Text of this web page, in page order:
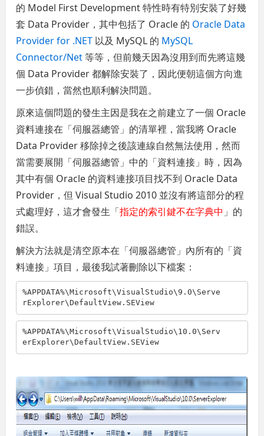
的 Model First Development 特性時有特別安裝了好幾
套 Data Provider，其中包括了 Oracle 的 Oracle Data
Provider for .NET 以及 MySQL 的 MySQL
Connector/Net等等，但前幾天因為沒用到而先將這幾
個 Data Provider 都解除安裝了，因此便朝這個方向進
一步偵錯，當然也順利解決問題。
原來這個問題的發生主因是我在之前建立了一個 Oracle
資料連接在「伺服器總管」的清單裡，當我將 Oracle
Data Provider 移除掉之後該連線自然無法使用，然而
當需要展開「伺服器總管」中的「資料連接」時，因為
其中有個 Oracle 的資料連接項目找不到 Oracle Data
Provider，但 Visual Studio 2010 並沒有將這部分的程
式處理好，這才會發生「指定的索引鍵不在字典中 」的
錯誤。
解決方法就是清空原本在「伺服器總管」內所有的「資
料連接」項目，最後我試著刪除以下檔案：
%APPDATA%\Microsoft\VisualStudio\9.0\Serve
rExplorer\DefaultView.SEView
%APPDATA%\Microsoft\VisualStudio\10.0\Serv
erExplorer\DefaultView.SEView